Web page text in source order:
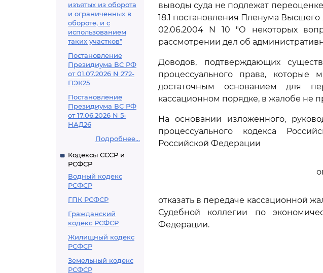
изъятых из оборота
и ограниченных в
обороте, и с
использованием
таких участков"
Постановление
Президиума ВС РФ
от 01.07.2026 N 272-
ПЭК25
Постановление
Президиума ВС РФ
от 17.06.2026 N 5-
НАД26
Подробнее...
Кодексы СССР и
РСФСР
Водный кодекс
РСФСР
ГПК РСФСР
Гражданский
кодекс РСФСР
Жилищный кодекс
РСФСР
Земельный кодекс
РСФСР
выводы суда не подлежат
18.1 постановления Пленума
02.06.2004 N 10 "О некоторых
рассмотрении дел об
Доводов, подтверждающих
процессуального права,
достаточным основанием для
кассационном порядке, в жалобе не
На основании изложенного,
процессуального кодекса
Российской Федерации
отказать в передаче кассационной
Судебной коллегии по
Федерации.